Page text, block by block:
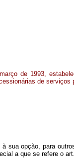
de 1993,
de serviços
sua opção, para
a que se refere o